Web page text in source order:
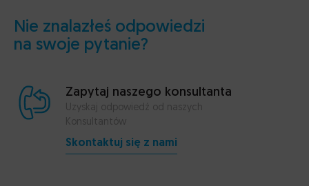
Nie znalazłeś odpowiedzi
na swoje pytanie?
Zapytaj naszego konsultanta
Uzyskaj odpowiedź od naszych
Konsultantów
Skontaktuj się z nami